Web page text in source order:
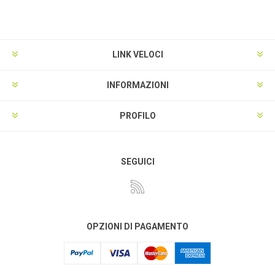
LINK VELOCI
INFORMAZIONI
PROFILO
SEGUICI
OPZIONI DI PAGAMENTO